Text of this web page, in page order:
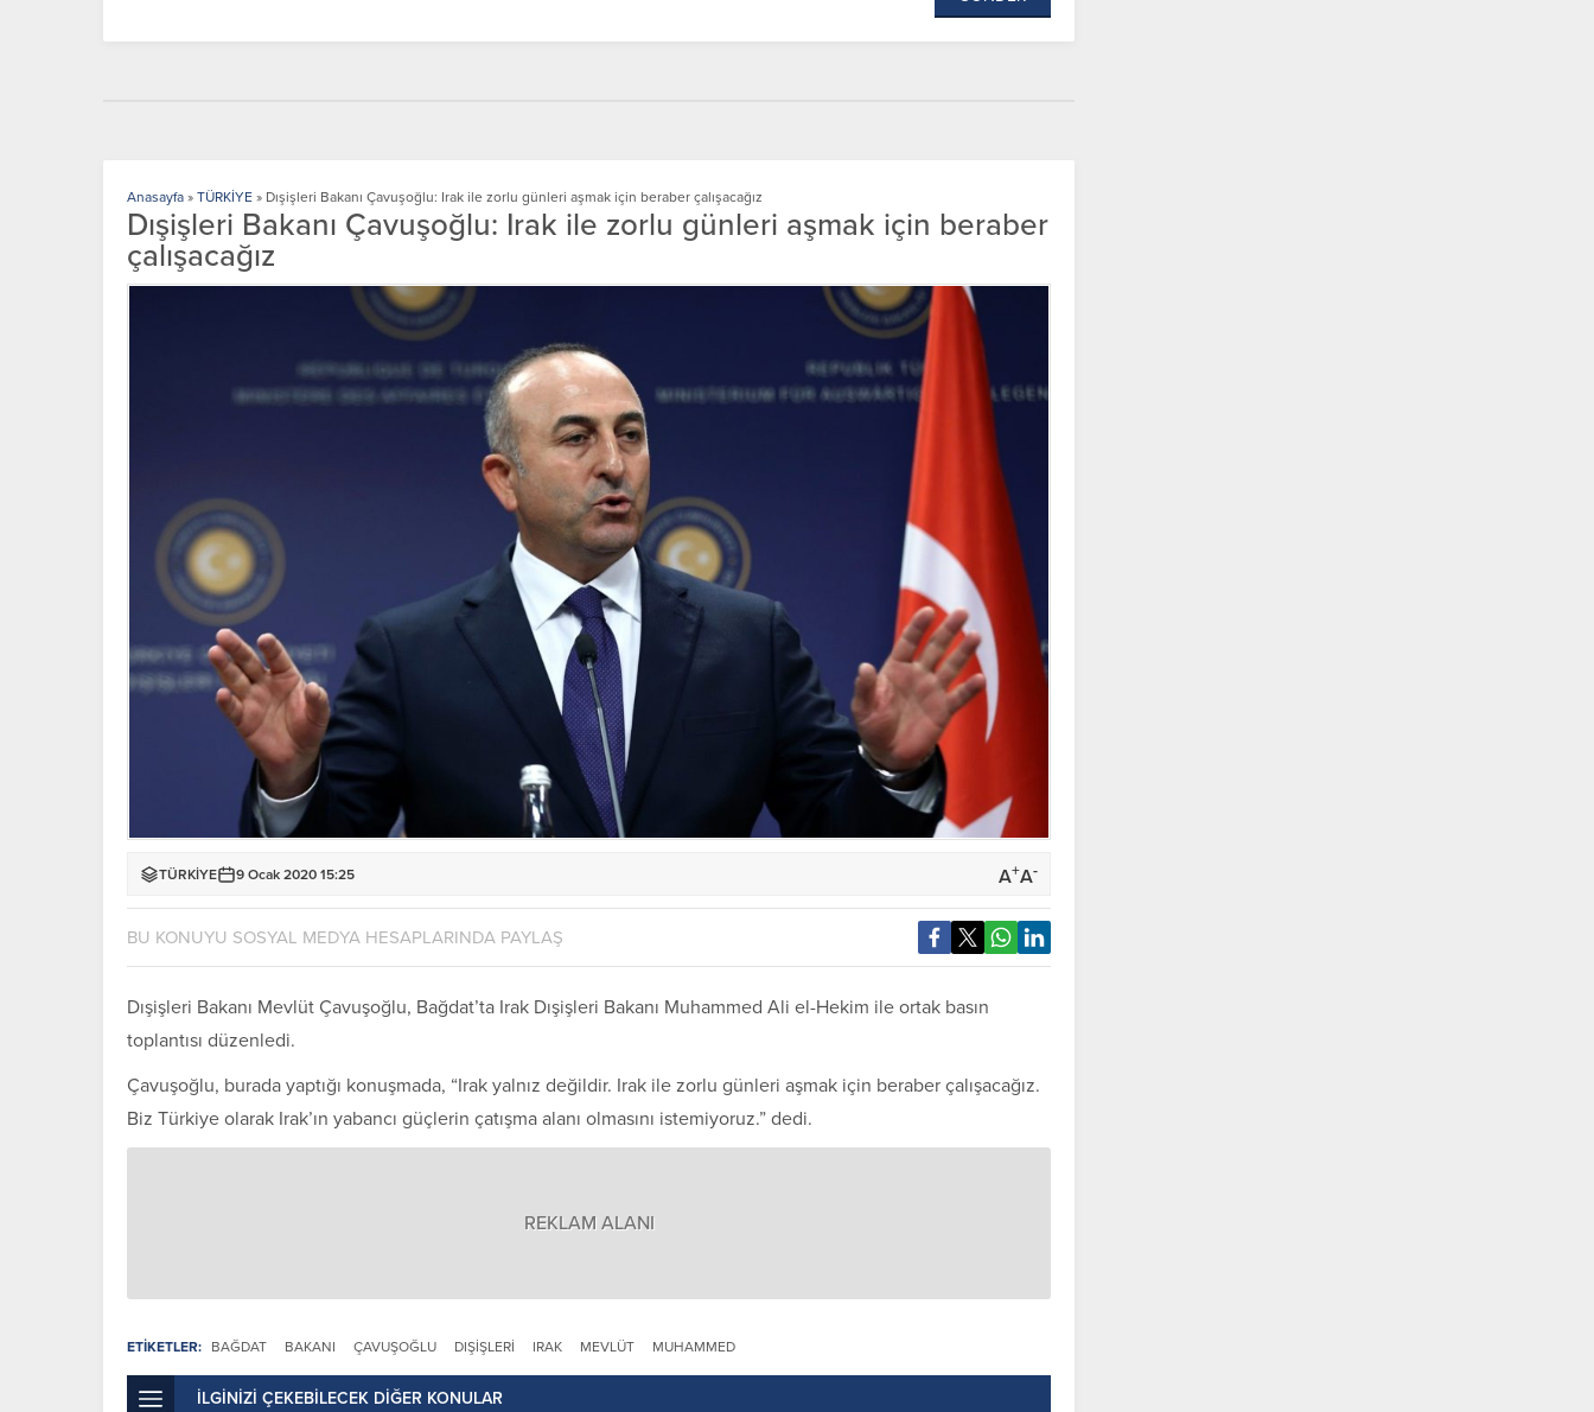
Anasayfa » TÜRKİYE » Dışişleri Bakanı Çavuşoğlu: Irak ile zorlu günleri aşmak için beraber çalışacağız
Dışişleri Bakanı Çavuşoğlu: Irak ile zorlu günleri aşmak için beraber
çalışacağız
TÜRKİYE 9 Ocak 2020 15:25 A+A-
BU KONUYU SOSYAL MEDYA HESAPLARINDA PAYLAŞ
Dışişleri Bakanı Mevlüt Çavuşoğlu, Bağdat’ta Irak Dışişleri Bakanı Muhammed Ali el-Hekim ile ortak basın
toplantısı düzenledi.
Çavuşoğlu, burada yaptığı konuşmada, “Irak yalnız değildir. Irak ile zorlu günleri aşmak için beraber çalışacağız.
Biz Türkiye olarak Irak’ın yabancı güçlerin çatışma alanı olmasını istemiyoruz.” dedi.
REKLAM ALANI
ETİKETLER: BAĞDAT BAKANI ÇAVUŞOĞLU DIŞIŞLERI IRAK MEVLÜT MUHAMMED
İLGİNİZİ ÇEKEBİLECEK DİĞER KONULAR